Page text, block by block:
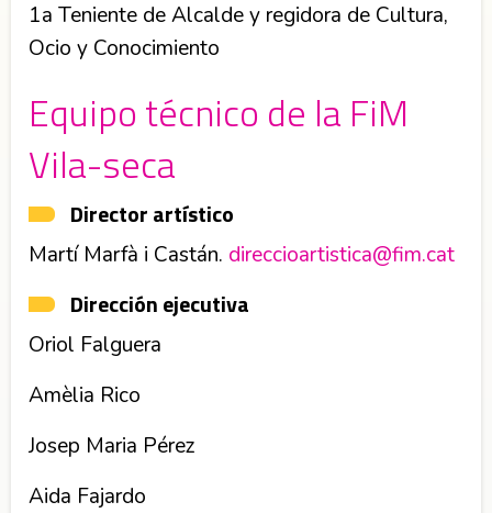
1a Teniente de Alcalde y regidora de Cultura,
Ocio y Conocimiento
Equipo técnico de la FiM
Vila-seca
Director artístico
Martí Marfà i Castán. direccioartistica@fim.cat
Dirección ejecutiva
Oriol Falguera
Amèlia Rico
Josep Maria Pérez
Aida Fajardo